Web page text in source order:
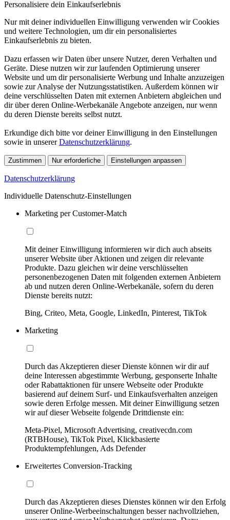
Personalisiere dein Einkaufserlebnis
Nur mit deiner individuellen Einwilligung verwenden wir Cookies
und weitere Technologien, um dir ein personalisiertes
Einkaufserlebnis zu bieten.
Dazu erfassen wir Daten über unsere Nutzer, deren Verhalten und
Geräte. Diese nutzen wir zur laufenden Optimierung unserer
Website und um dir personalisierte Werbung und Inhalte anzuzeigen
sowie zur Analyse der Nutzungsstatistiken. Außerdem können wir
deine verschlüsselten Daten mit externen Anbietern abgleichen und
dir über deren Online-Werbekanäle Angebote anzeigen, nur wenn
du deren Dienste bereits selbst nutzt.
Erkundige dich bitte vor deiner Einwilligung in den Einstellungen
sowie in unsererDatenschutzerklärung.
Zustimmen Nur erforderliche Einstellungen anpassen
Datenschutzerklärung
Individuelle Datenschutz-Einstellungen
Marketing per Customer-Match
Mit deiner Einwilligung informieren wir dich auch abseits
unserer Website über Aktionen und zeigen dir relevante
Produkte. Dazu gleichen wir deine verschlüsselten
personenbezogenen Daten mit folgenden externen Anbietern
ab und nutzen deren Online-Werbekanäle, sofern du deren
Dienste bereits nutzt:
Bing, Criteo, Meta, Google, LinkedIn, Pinterest, TikTok
Marketing
Durch das Akzeptieren dieser Dienste können wir dir auf
deine Interessen abgestimmte Werbung, gesponserte Inhalte
oder Rabattaktionen für unsere Webseite oder Produkte
basierend auf deinem Surf- und Einkaufsverhalten anzeigen
sowie deren Erfolge messen. Mit deiner Einwilligung setzen
wir auf dieser Webseite folgende Drittdienste ein:
Meta-Pixel, Microsoft Advertising, creativecdn.com
(RTBHouse), TikTok Pixel, Klickbasierte
Produktempfehlungen, Ads Defender
Erweitertes Conversion-Tracking
Durch das Akzeptieren dieses Dienstes können wir den Erfolg
unserer Online-Werbeeinschaltungen besser nachvollziehen,